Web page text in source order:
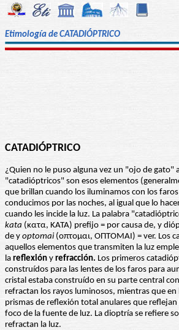
Etimología de CATADIÓPTRICO
CATADIÓPTRICO
¿Quien no le puso alguna vez un "ojo de gato"
"catadióptricos" son esos elementos
que brillan cuando los iluminamos con los
conducimos por las noches, al igual que lo
cuando les incide la luz. La palabra
kata (κατα, ΚΑΤΑ) prefijo = por causa de, y
de y optomai(οπτομαι, ΟΠΤΟΜΑΙ) = ver. Los
aquellos elementos que transmiten la luz
la reflexión y refracción. Los primeros
construídos para las lentes de los faros para
cristal estaba construído en su parte central
refractan los rayos luminosos, mientras que en
prismas de reflexión total anulares que
foco de la fuente de luz. La dioptría se refiere
refractan la luz.